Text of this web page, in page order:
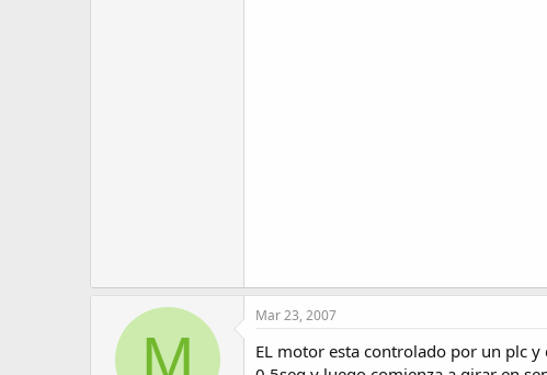
M
Mar 23, 2007
EL motor esta controlado por un plc